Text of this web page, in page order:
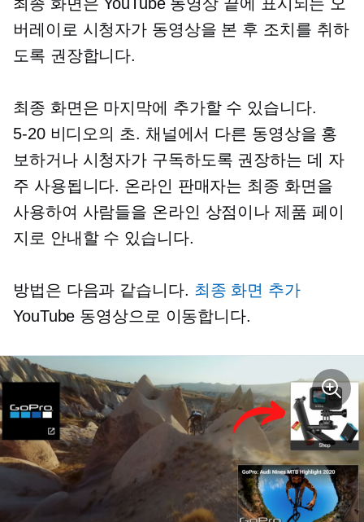
버레이로 시청자가 동영상을 본 후 조치를 취하
도록 권장합니다.
최종 화면은 마지막에 추가할 수 있습니다.
5-20비디오의 초. 채널에서 다른 동영상을 홍
보하거나 시청자가 구독하도록 권장하는 데 자
주 사용됩니다. 온라인 판매자는 최종 화면을
사용하여 사람들을 온라인 상점이나 제품 페이
지로 안내할 수 있습니다.
방법은 다음과 같습니다. 최종 화면 추가
YouTube 동영상으로 이동합니다.